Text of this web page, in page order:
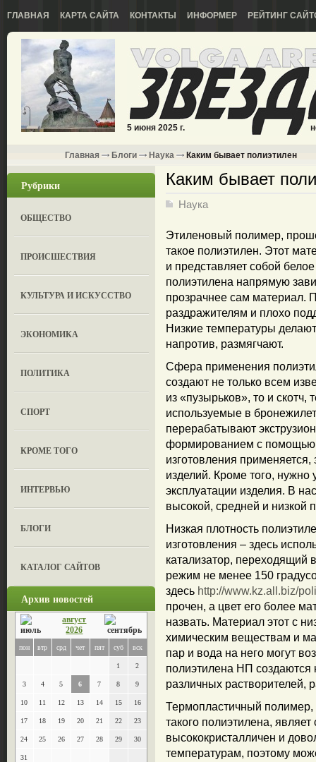
ГЛАВНАЯ КАРТА САЙТА КОНТАКТЫ ИНФОРМЕР РЕЙТИНГ
5 июня 2025 г.
Главная Блоги Наука Каким бывает полиэтилен
Рубрики
ОБЩЕСТВО
ПРОИСШЕСТВИЯ
КУЛЬТУРА И ИСКУССТВО
ЭКОНОМИКА
ПОЛИТИКА
СПОРТ
КРОМЕ ТОГО
ИНТЕРВЬЮ
БЛОГИ
КАТАЛОГ САЙТОВ
Архив новостей
август
2026
пон втр срд чет пят суб вск
1 2
3 4 5 6 7 8 9
10 11 12 13 14 15 16
17 18 19 20 21 22 23
24 25 26 27 28 29 30
31
Каким бывает
Наука
Этиленовый полимер,
такое полиэтилен. Этот
и представляет собой
полиэтилена напрямую
прозрачнее сам материал.
раздражителям и плохо
Низкие температуры
напротив, размягчают.
Сфера применения
создают не только всем
из «пузырьков», то и
используемые в
перерабатывают
формированием с помощью
изготовления
изделий. Кроме того, нужно
эксплуатации изделия. В
высокой, средней и низкой
Низкая плотность
изготовления – здесь
катализатор, переходящий
режим не менее 150
здесь http://www.kz.all.biz/
прочен, а цвет его более
назвать. Материал этот с
химическим веществам и
пар и вода на него могут
полиэтилена НП создаются
различных растворителей,
Термопластичный полимер,
такого полиэтилена,
высококристалличен и
температурам, поэтому